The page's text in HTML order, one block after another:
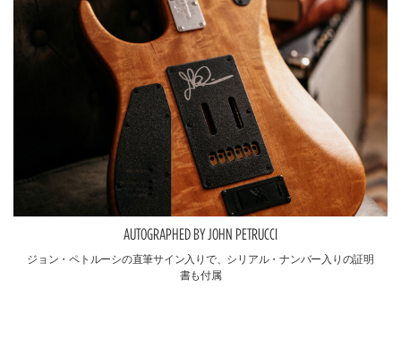
AUTOGRAPHED BY JOHN PETRUCCI
ジョン・ペトルーシの直筆サイン入りで、シリアル・ナンバー入りの証明
書も付属